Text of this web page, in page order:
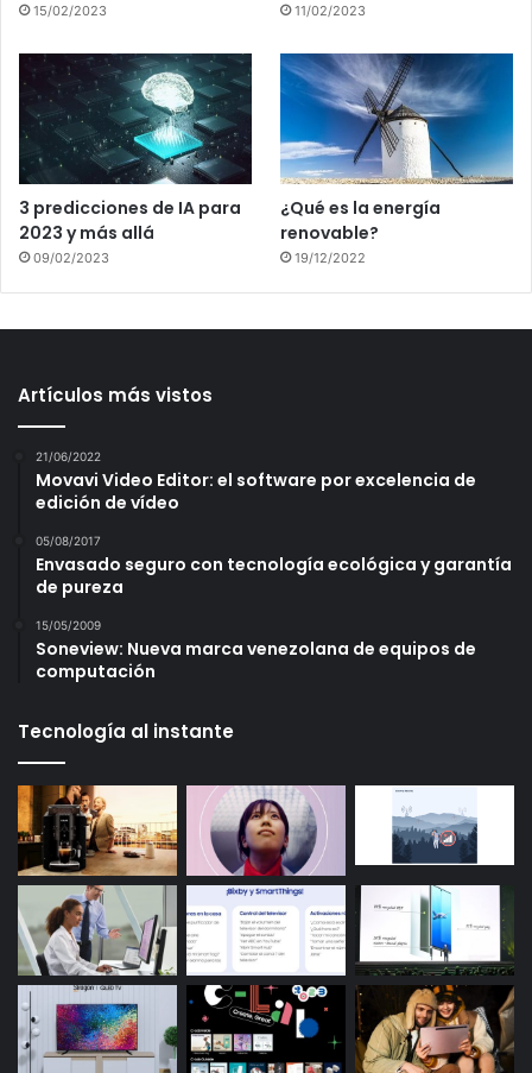
15/02/2023 11/02/2023
3 predicciones de IA para
2023 y más allá
09/02/2023
¿Qué es la energía
renovable?
19/12/2022
Artículos más vistos
21/06/2022
Movavi Video Editor: el software por excelencia de
edición de vídeo
05/08/2017
Envasado seguro con tecnología ecológica y garantía
de pureza
15/05/2009
Soneview: Nueva marca venezolana de equipos de
computación
Tecnología al instante